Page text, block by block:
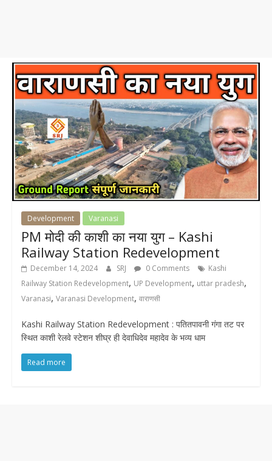
Development Varanasi
PM मोदी की काशी का नया युग – Kashi
Railway Station Redevelopment
December 14, 2024 SRJ 0 Comments
Kashi
Railway Station Redevelopment, UP Development, uttar pradesh,
Varanasi, Varanasi Development, वाराणसी
Kashi Railway Station Redevelopment : पतितपावनी गंगा तट पर
स्थित काशी रेलवे स्टेशन शीघ्र ही देवाधिदेव महादेव के भव्य धाम
Read more